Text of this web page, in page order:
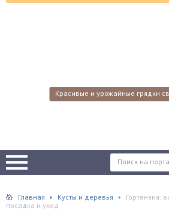
Красивые и урожайные грядки
Главная Кусты и деревья
Гортензия:
посадка и уход